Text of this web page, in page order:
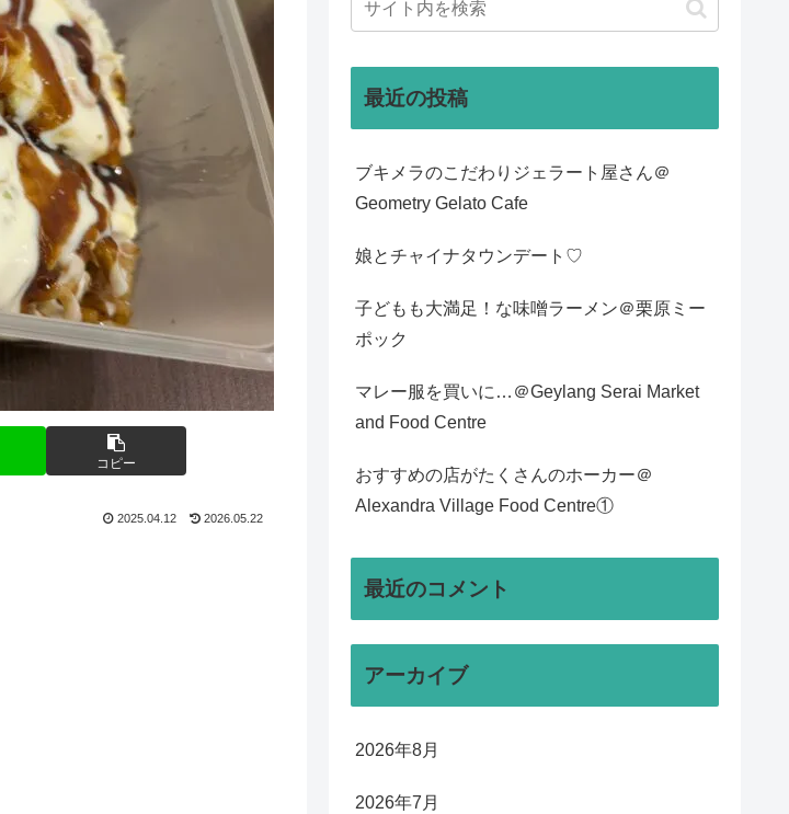
コピー
2025.04.12 2026.05.22
最近の投稿
ブキメラのこだわりジェラート屋さん＠
Geometry Gelato Cafe
娘とチャイナタウンデート♡
子どもも大満足！な味噌ラーメン＠栗原ミー
ポック
マレー服を買いに…＠Geylang Serai Market
and Food Centre
おすすめの店がたくさんのホーカー＠
Alexandra Village Food Centre①
最近のコメント
アーカイブ
2026年8月
2026年7月